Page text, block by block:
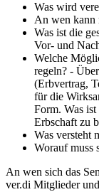
Was wird
An wen kann
Was ist die
Vor- und
Welche
regeln? -
(Erbvertrag,
für die
Form. Was
Erbschaft zu
Was versteht
Worauf muss
An wen sich das
ver.di Mitglieder